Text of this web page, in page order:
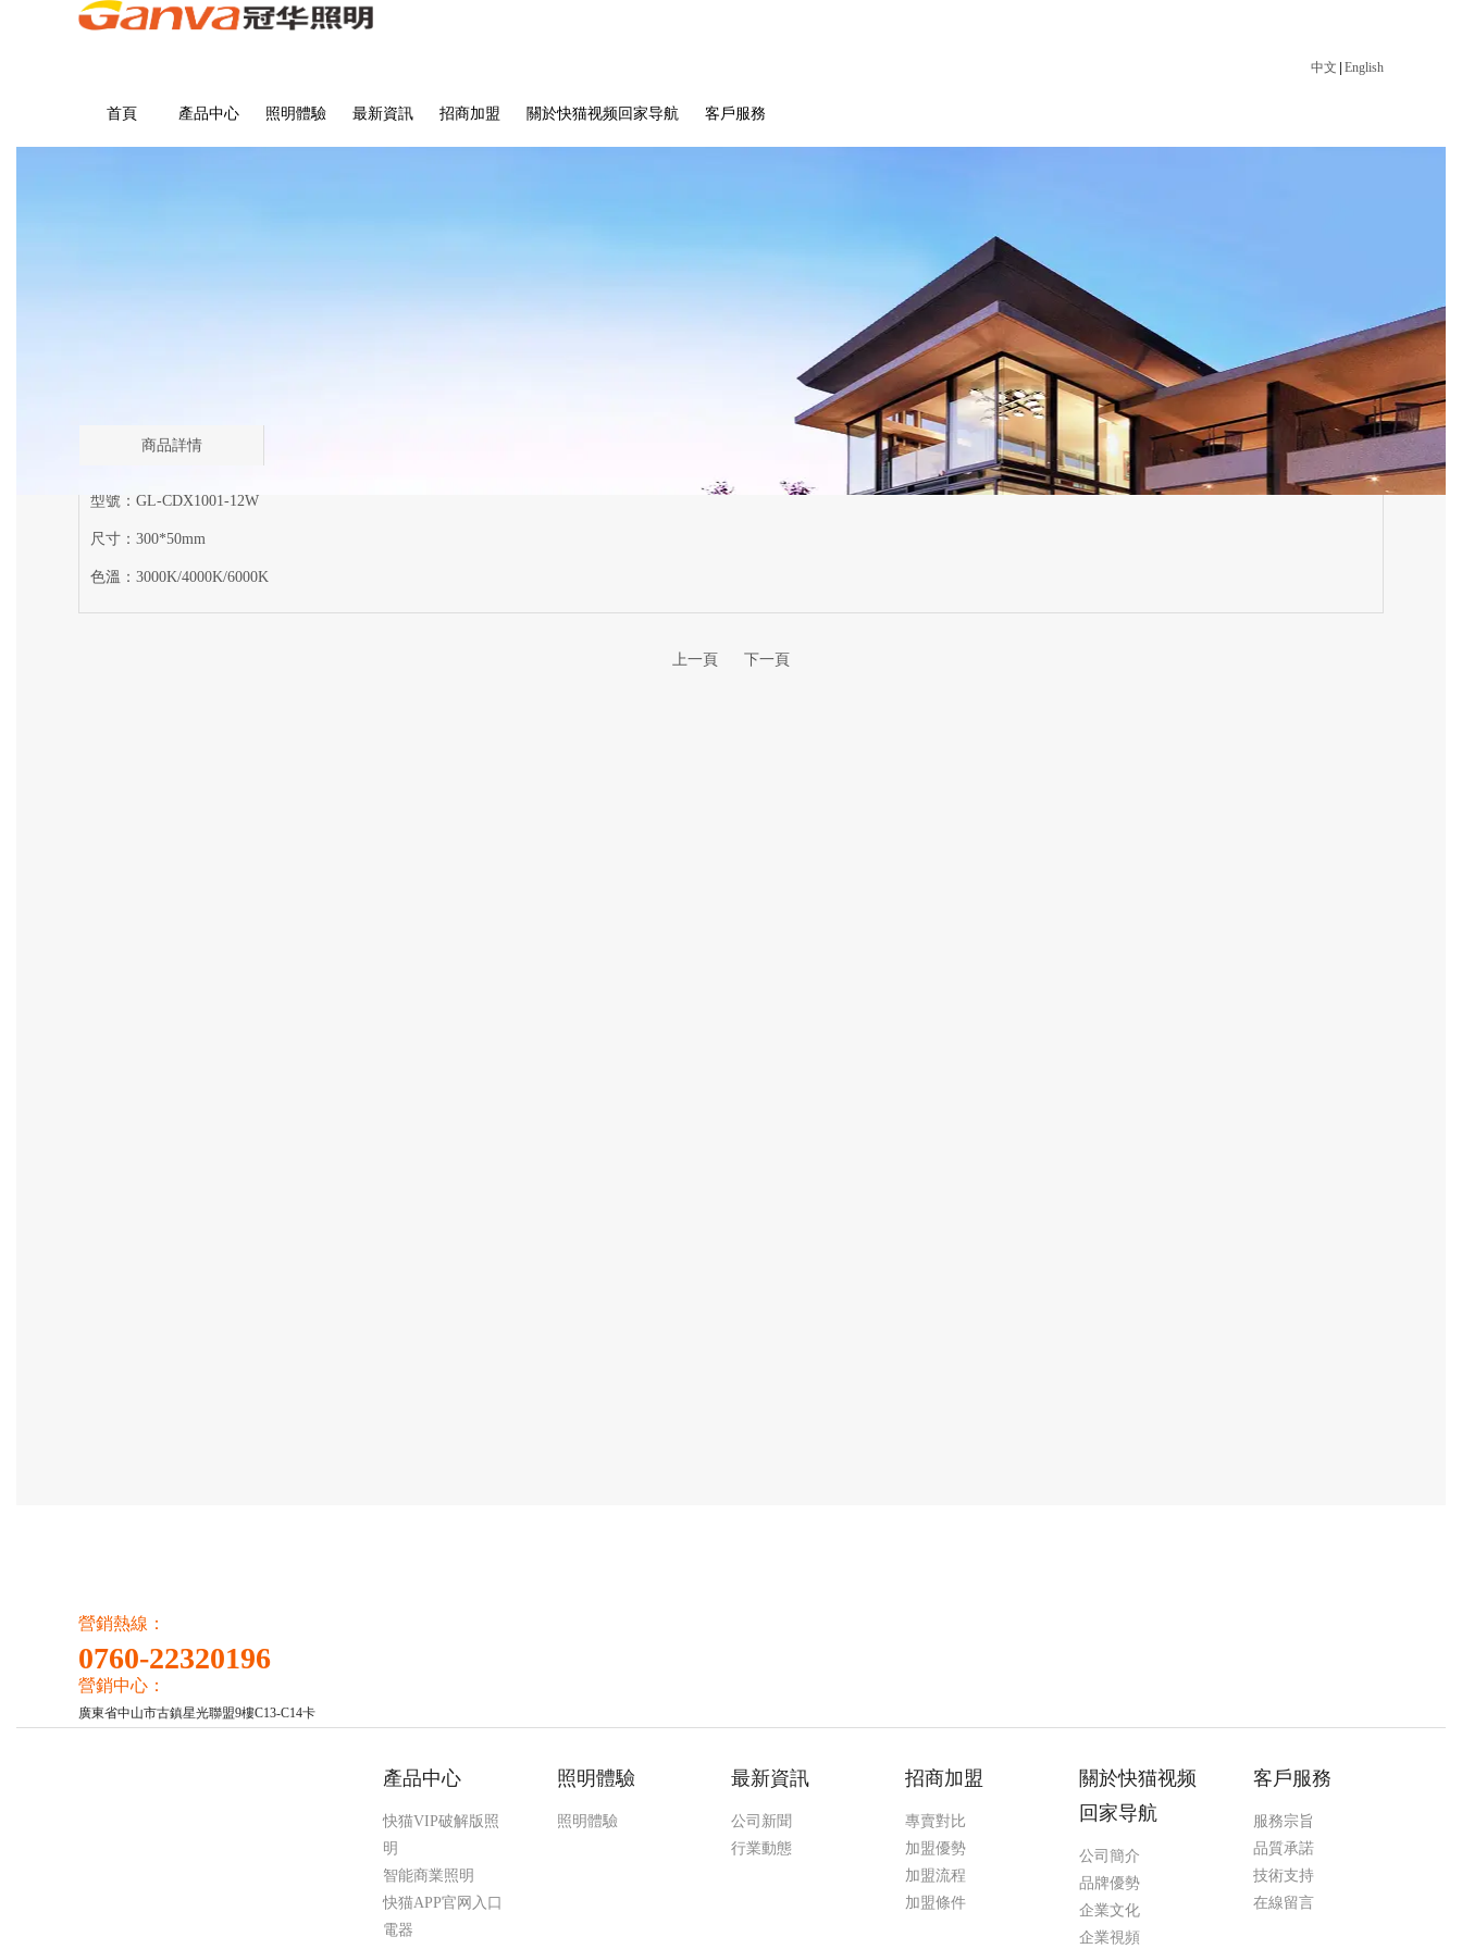
中文 English
首頁 產品中心 照明體驗 最新資訊 招商加盟 關於快猫视频回家导航 客戶服務
商品詳情
型號：GL-CDX1001-12W
尺寸：300*50mm
色溫：3000K/4000K/6000K
上一頁 下一頁
營銷熱線：
0760-22320196
營銷中心：
廣東省中山市古鎮星光聯盟9樓C13-C14卡
產品中心
快猫VIP破解版照
明
智能商業照明
快猫APP官网入口
電器
照明體驗
照明體驗
最新資訊
公司新聞
行業動態
招商加盟
專賣對比
加盟優勢
加盟流程
加盟條件
關於快猫视频
回家导航
公司簡介
品牌優勢
企業文化
企業視頻
客戶服務
服務宗旨
品質承諾
技術支持
在線留言